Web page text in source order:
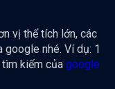
vị thể tích lớn, các
nhé. Ví dụ: 1
tìm kiếm của google